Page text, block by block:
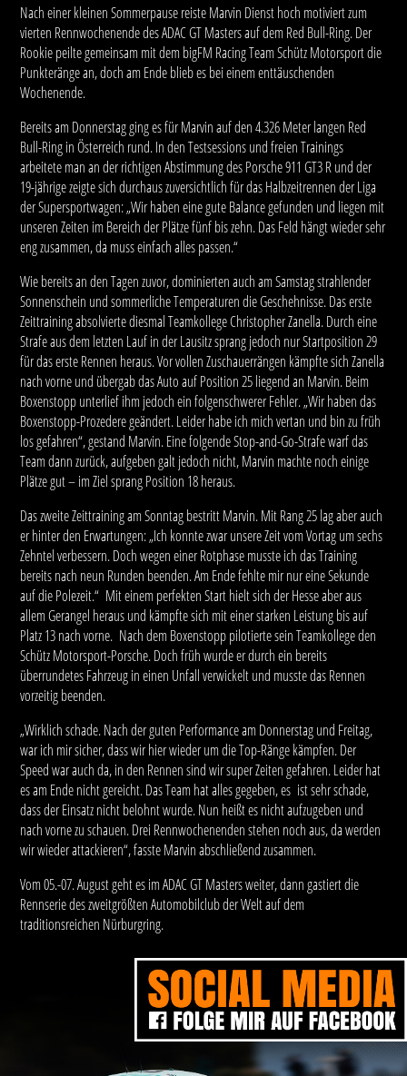
Nach einer kleinen Sommerpause reiste Marvin Dienst hoch motiviert zum
vierten Rennwochenende des ADAC GT Masters auf dem Red Bull-Ring. Der
Rookie peilte gemeinsam mit dem bigFM Racing Team Schütz Motorsport die
Punkteränge an, doch am Ende blieb es bei einem enttäuschenden
Wochenende.
Bereits am Donnerstag ging es für Marvin auf den 4.326 Meter langen Red
Bull-Ring in Österreich rund. In den Testsessions und freien Trainings
arbeitete man an der richtigen Abstimmung des Porsche 911 GT3 R und der
19-jährige zeigte sich durchaus zuversichtlich für das Halbzeitrennen der Liga
der Supersportwagen: „Wir haben eine gute Balance gefunden und liegen mit
unseren Zeiten im Bereich der Plätze fünf bis zehn. Das Feld hängt wieder sehr
eng zusammen, da muss einfach alles passen.“
Wie bereits an den Tagen zuvor, dominierten auch am Samstag strahlender
Sonnenschein und sommerliche Temperaturen die Geschehnisse. Das erste
Zeittraining absolvierte diesmal Teamkollege Christopher Zanella. Durch eine
Strafe aus dem letzten Lauf in der Lausitz sprang jedoch nur Startposition 29
für das erste Rennen heraus. Vor vollen Zuschauerrängen kämpfte sich Zanella
nach vorne und übergab das Auto auf Position 25 liegend an Marvin. Beim
Boxenstopp unterlief ihm jedoch ein folgenschwerer Fehler. „Wir haben das
Boxenstopp-Prozedere geändert. Leider habe ich mich vertan und bin zu früh
los gefahren“, gestand Marvin. Eine folgende Stop-and-Go-Strafe warf das
Team dann zurück, aufgeben galt jedoch nicht, Marvin machte noch einige
Plätze gut – im Ziel sprang Position 18 heraus.
Das zweite Zeittraining am Sonntag bestritt Marvin. Mit Rang 25 lag aber auch
er hinter den Erwartungen: „Ich konnte zwar unsere Zeit vom Vortag um sechs
Zehntel verbessern. Doch wegen einer Rotphase musste ich das Training
bereits nach neun Runden beenden. Am Ende fehlte mir nur eine Sekunde
auf die Polezeit.“ Mit einem perfekten Start hielt sich der Hesse aber aus
allem Gerangel heraus und kämpfte sich mit einer starken Leistung bis auf
Platz 13 nach vorne. Nach dem Boxenstopp pilotierte sein Teamkollege den
Schütz Motorsport-Porsche. Doch früh wurde er durch ein bereits
überrundetes Fahrzeug in einen Unfall verwickelt und musste das Rennen
vorzeitig beenden.
„Wirklich schade. Nach der guten Performance am Donnerstag und Freitag,
war ich mir sicher, dass wir hier wieder um die Top-Ränge kämpfen. Der
Speed war auch da, in den Rennen sind wir super Zeiten gefahren. Leider hat
es am Ende nicht gereicht. Das Team hat alles gegeben, es ist sehr schade,
dass der Einsatz nicht belohnt wurde. Nun heißt es nicht aufzugeben und
nach vorne zu schauen. Drei Rennwochenenden stehen noch aus, da werden
wir wieder attackieren“, fasste Marvin abschließend zusammen.
Vom 05.-07. August geht es im ADAC GT Masters weiter, dann gastiert die
Rennserie des zweitgrößten Automobilclub der Welt auf dem
traditionsreichen Nürburgring.